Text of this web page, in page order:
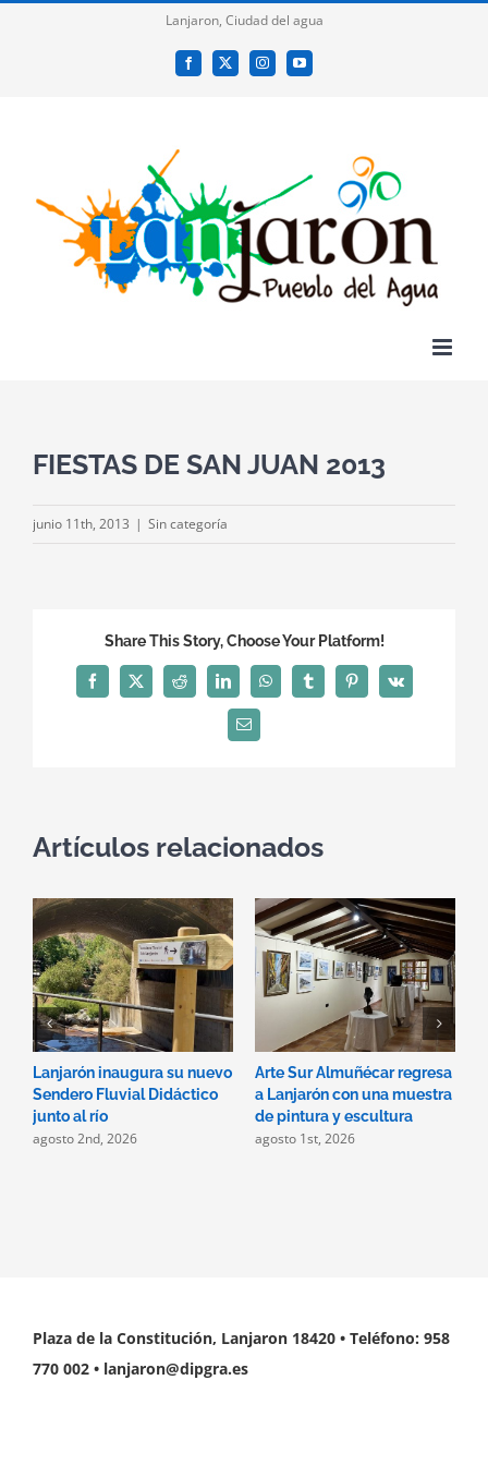
Lanjaron, Ciudad del agua
Facebook
X InstagramYouTube
FIESTAS DE SAN JUAN 2013
junio 11th, 2013 | Sin categoría
Share This Story, Choose Your Platform!
Facebook
X Reddit LinkedInWhatsAppTumblrPinterest
Vk
Correo
electrónico
Artículos relacionados
Lanjarón inaugura su nuevo
Sendero Fluvial Didáctico
junto al río
agosto 2nd, 2026
Arte Sur Almuñécar regresa
a Lanjarón con una muestra
de pintura y escultura
agosto 1st, 2026
Plaza de la Constitución, Lanjaron 18420 • Teléfono: 958
770 002 • lanjaron@dipgra.es